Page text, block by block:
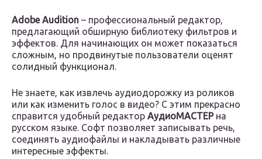
Adobe Audition – профессиональный редактор,
предлагающий обширную библиотеку фильтров и
эффектов. Для начинающих он может показаться
сложным, но продвинутые пользователи оценят
солидный функционал.
Не знаете, как извлечь аудиодорожку из роликов
или как изменить голос в видео? С этим прекрасно
справится удобный редактор АудиоМАСТЕРна
русском языке. Софт позволяет записывать речь,
соединять аудиофайлы и накладывать различные
интересные эффекты.